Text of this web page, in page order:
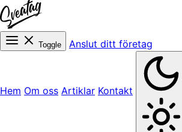
Toggle Anslut ditt företag
Hem Om oss Artiklar Kontakt